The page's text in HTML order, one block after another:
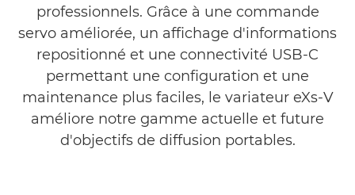
professionnels. Grâce à une commande
servo améliorée, un affichage d'informations
repositionné et une connectivité USB-C
permettant une configuration et une
maintenance plus faciles, le variateur eXs-V
améliore notre gamme actuelle et future
d'objectifs de diffusion portables.